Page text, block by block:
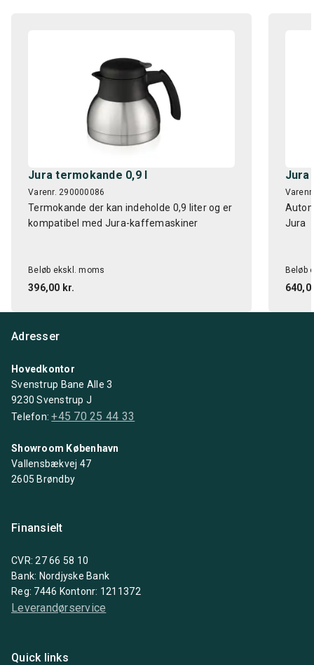
Jura termokande 0,9 l
Varenr. 290000086
Termokande der kan indeholde 0,9 liter og er
kompatibel med Jura-kaffemaskiner
Beløb ekskl. moms
396,00 kr.
Jura
Jura
Beløb
Adresser
Hovedkontor
Svenstrup Bane Alle 3
9230 Svenstrup J
Telefon:+45 70 25 44 33
Showroom København
Vallensbækvej 47
2605 Brøndby
Finansielt
CVR: 27 66 58 10
Bank: Nordjyske Bank
Reg: 7446 Kontonr: 1211372
Leverandørservice
Quick links